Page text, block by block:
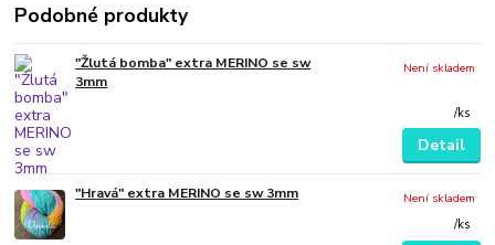
Podobné produkty
"Žlutá bomba" extra MERINO se sw
3mm
/ks
Není skladem
Detail
"Hravá" extra MERINO se sw 3mm
/ks
Není skladem